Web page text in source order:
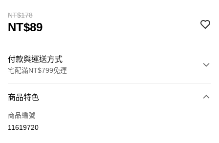
NT$178
NT$89
付款與運送方式
宅配滿NT$799免運
icash Pay
信用卡一次付款
商品特色
商品編號
11619720